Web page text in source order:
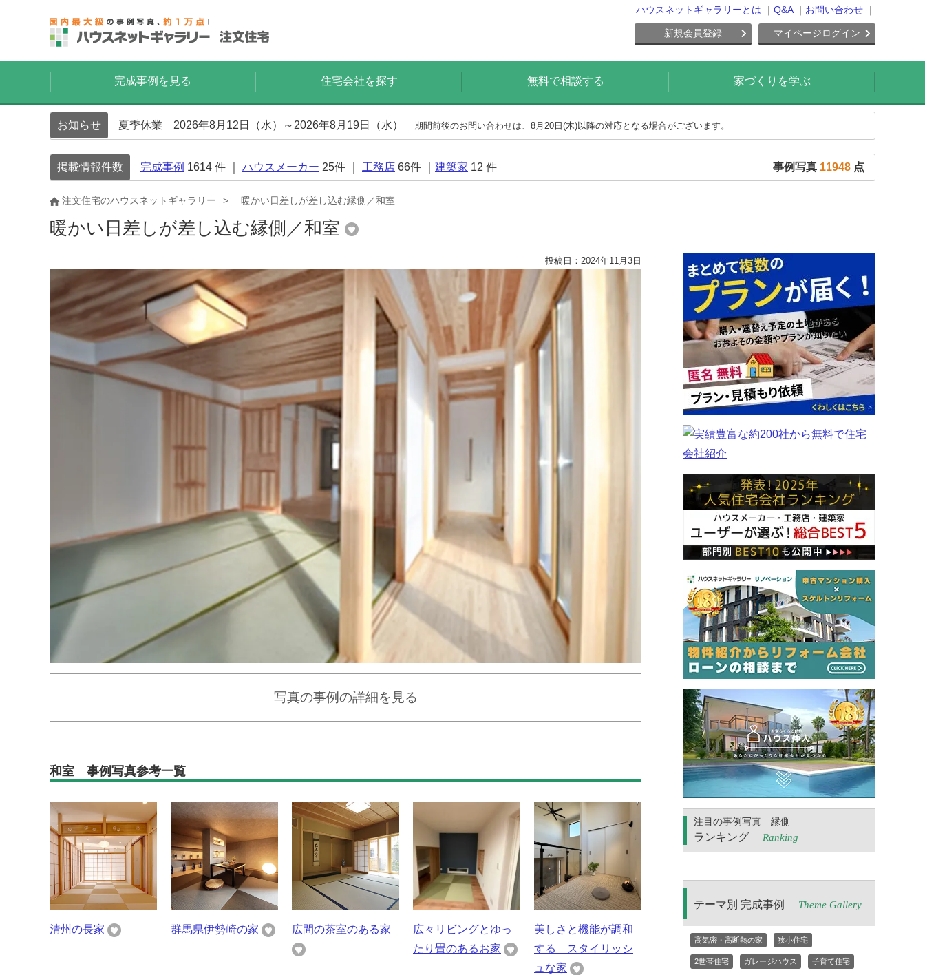
ハウスネットギャラリーとは Q&A お問い合わせ
新規会員登録 マイページログイン
完成事例を見る 住宅会社を探す 無料で相談する 家づくりを学ぶ
お知らせ 夏季休業 2026年8月12日（水）～2026年8月19日（水） 期間前後のお問い合わせは、8月20日(木)以降の対応となる場合がございます。
掲載情報件数 完成事例 1614 件 ｜ ハウスメーカー 25件 ｜ 工務店 66件 ｜ 建築家 12 件 事例写真 11948 点
注文住宅のハウスネットギャラリー 暖かい日差しが差し込む縁側／和室
暖かい日差しが差し込む縁側／和室
投稿日：2024年11月3日
写真の事例の詳細を見る
和室 事例写真参考一覧
清州の長家 群馬県伊勢崎の家 広間の茶室のある家
広々リビングとゆっ
たり畳のあるお家
美しさと機能が調和
する スタイリッシ
ュな家
注目の事例写真 縁側
ランキング Ranking
テーマ別 完成事例 Theme Gallery
高気密・高断熱の家 狭小住宅
2世帯住宅 ガレージハウス 子育て住宅